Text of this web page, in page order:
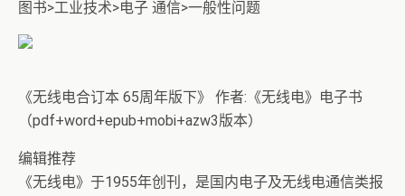
图书>工业技术>电子 通信>一般性问题
《无线电合订本 65周年版下》 作者:《无线电》电子书
（pdf+word+epub+mobi+azw3版本）
编辑推荐
《无线电》于1955年创刊，是国内电子及无线电通信类报